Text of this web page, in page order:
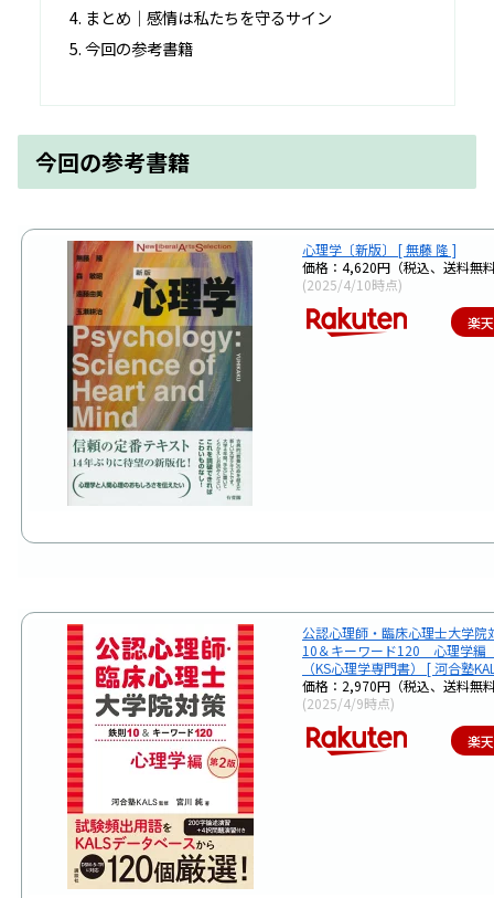
まとめ｜感情は私たちを守るサイン
今回の参考書籍
今回の参考書籍
心理学〔新版〕 [ 無藤 隆 ]
価格：4,620円（税込、送料無
(2025/4/10時点)
楽
公認心理師・臨床心理士大学
10＆キーワード120 心理学
（KS心理学専門書） [ 河合塾
価格：2,970円（税込、送料無
(2025/4/9時点)
楽